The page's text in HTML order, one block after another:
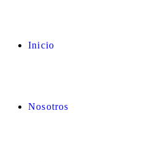
Inicio
Nosotros